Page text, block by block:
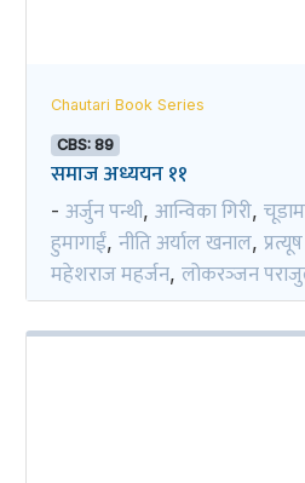
Chautari Book Series
CBS: 89
समाज अध्ययन ११
- अर्जुन पन्थी, आन्विका गिरी,
हुमागाईं, नीति अर्याल खनाल,
महेशराज महर्जन, लोकरञ्‍जन